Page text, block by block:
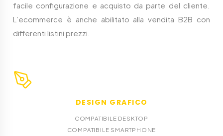
facile configurazione e acquisto da parte del cliente.
L’ecommerce è anche abilitato alla vendita B2B con
differenti listini prezzi.
DESIGN GRAFICO
COMPATIBILE DESKTOP
COMPATIBILE SMARTPHONE